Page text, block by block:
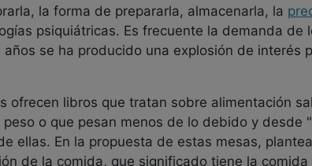
la forma de prepararla, almacenarla, la
psiquiátricas. Es frecuente la demanda de
se ha producido una explosión de interés
ofrecen libros que tratan sobre alimentación
o que pesan menos de lo debido y desde
ellas. En la propuesta de estas mesas,
de la comida, que significado tiene la